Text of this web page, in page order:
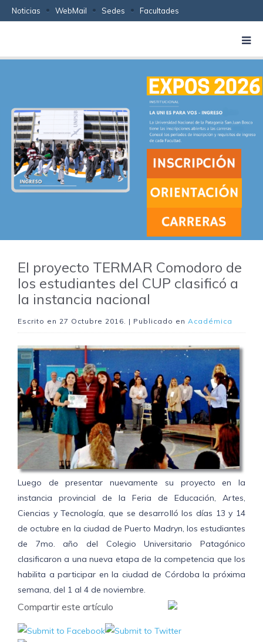
Noticias WebMail Sedes Facultades
El proyecto TERMAR Comodoro de
los estudiantes del CUP clasificó a
la instancia nacional
Escrito en 27 Octubre 2016. | Publicado en Académica
Luego de presentar nuevamente su proyecto en la
instancia provincial de la Feria de Educación, Artes,
Ciencias y Tecnología, que se desarrolló los días 13 y 14
de octubre en la ciudad de Puerto Madryn, los estudiantes
de 7mo. año del Colegio Universitario Patagónico
clasificaron a una nueva etapa de la competencia que los
habilita a participar en la ciudad de Córdoba la próxima
semana, del 1 al 4 de noviembre.
Compartir este artículo